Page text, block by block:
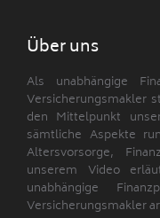
Über uns
Als unabhängige
Versicherungsmakler
den Mittelpunkt
sämtliche Aspekte
Altersvorsorge,
unserem Video
unabhängige
Versicherungsmakler